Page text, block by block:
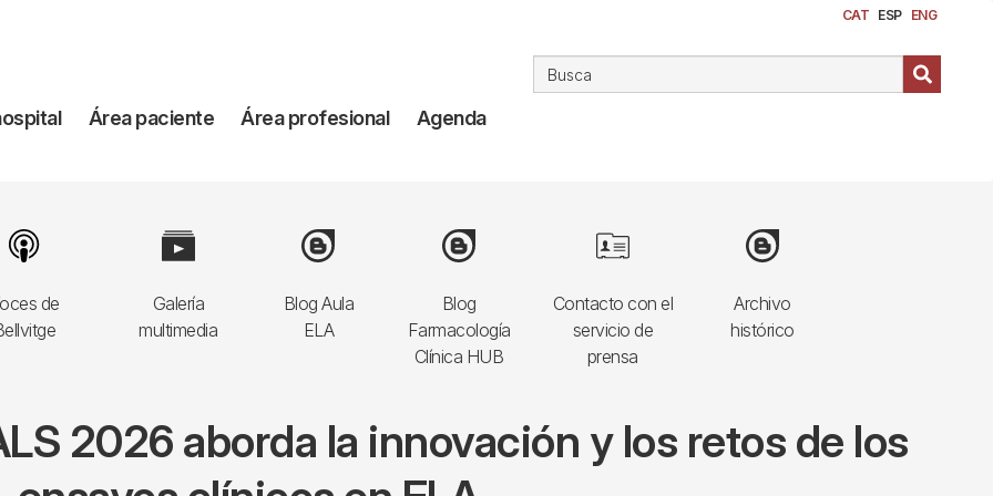
CAT ESP ENG
Área paciente Área profesional Agenda
de
Image
Galería
multimedia
Image
Blog Aula
ELA
Image
Blog
Farmacología
Clínica HUB
Image
Contacto con el
servicio de
prensa
Image
Archivo
histórico
Image
2026 aborda la innovación y los retos de los